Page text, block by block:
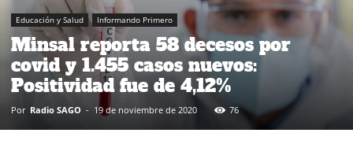
Educación y Salud Informando Primero
Minsal reporta 58 decesos por
covid y 1.455 casos nuevos:
Positividad fue de 4,12%
Por Radio SAGO - 19 de noviembre de 2020 76